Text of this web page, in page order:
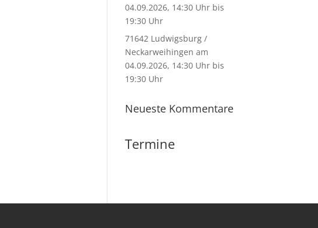
04.09.2026, 14:30 Uhr bis
19:30 Uhr
71642 Ludwigsburg /
Neckarweihingen am
04.09.2026, 14:30 Uhr bis
19:30 Uhr
Neueste Kommentare
Termine